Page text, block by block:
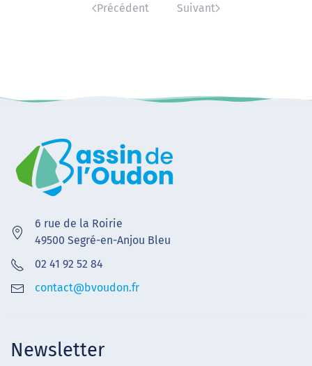
Précédent Suivant
6 rue de la Roirie
49500 Segré-en-Anjou Bleu
02 41 92 52 84
contact@bvoudon.fr
Newsletter